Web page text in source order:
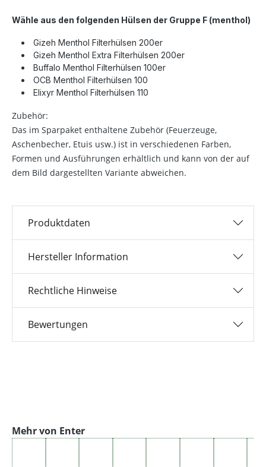
Wähle aus den folgenden Hülsen der Gruppe F (menthol)
Gizeh Menthol Filterhülsen 200er
Gizeh Menthol Extra Filterhülsen 200er
Buffalo Menthol Filterhülsen 100er
OCB Menthol Filterhülsen 100
Elixyr Menthol Filterhülsen 110
Zubehör:
Das im Sparpaket enthaltene Zubehör (Feuerzeuge,
Aschenbecher, Etuis usw.) ist in verschiedenen Farben,
Formen und Ausführungen erhältlich und kann von der auf
dem Bild dargestellten Variante abweichen.
Produktdaten
Hersteller Information
Rechtliche Hinweise
Bewertungen
Produktgalerie überspringen
Mehr von Enter